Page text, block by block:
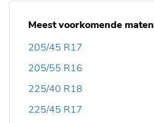
Meest voorkomende maten
205/45 R17
205/55 R16
225/40 R18
225/45 R17